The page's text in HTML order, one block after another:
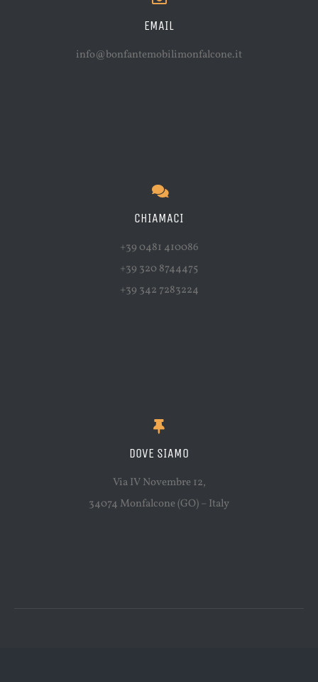
EMAIL
info@bonfantemobilimonfalcone.it
CHIAMACI
+39 0481 410086
+39 320 8744475
+39 342 7283224
DOVE SIAMO
Via IV Novembre 12,
34074 Monfalcone (GO) – Italy